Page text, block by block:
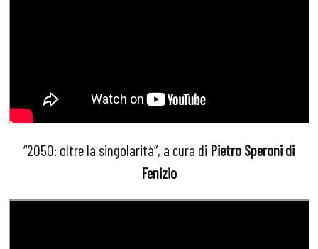
“2050: oltre la singolarità”, a cura di Pietro Speroni di
Fenizio